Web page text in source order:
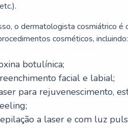
o dermatologista cosmiátrico é
cosméticos, incluindo:
botulínica;
facial e labial;
para rejuvenescimento,
a laser e com luz